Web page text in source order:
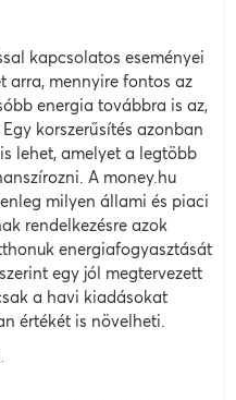
kapcsolatos eseményei
arra, mennyire fontos az
energia továbbra is az,
korszerűsítés azonban
lehet, amelyet a legtöbb
A money.hu
milyen állami és piaci
rendelkezésre azok
energiafogyasztását
egy jól megtervezett
a havi kiadásokat
értékét is növelheti.